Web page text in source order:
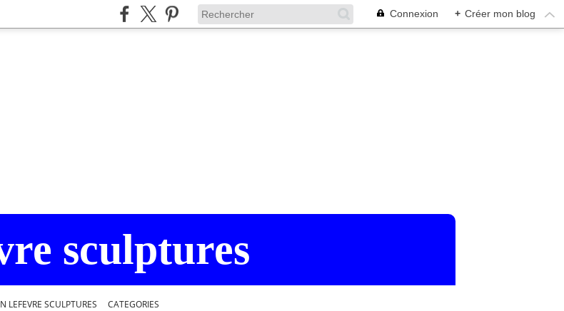
Connexion + Créer mon blog
sculptures
LEFEVRE SCULPTURES CATEGORIES